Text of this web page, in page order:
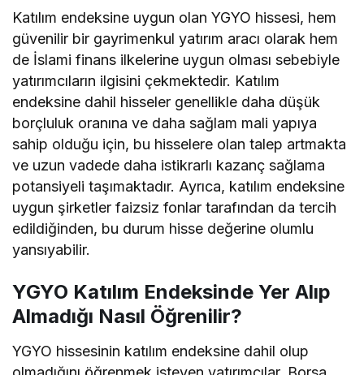
Katılım endeksine uygun olan YGYO hissesi, hem
güvenilir bir gayrimenkul yatırım aracı olarak hem
de İslami finans ilkelerine uygun olması sebebiyle
yatırımcıların ilgisini çekmektedir. Katılım
endeksine dahil hisseler genellikle daha düşük
borçluluk oranına ve daha sağlam mali yapıya
sahip olduğu için, bu hisselere olan talep artmakta
ve uzun vadede daha istikrarlı kazanç sağlama
potansiyeli taşımaktadır. Ayrıca, katılım endeksine
uygun şirketler faizsiz fonlar tarafından da tercih
edildiğinden, bu durum hisse değerine olumlu
yansıyabilir.
YGYO Katılım Endeksinde Yer Alıp
Almadığı Nasıl Öğrenilir?
YGYO hissesinin katılım endeksine dahil olup